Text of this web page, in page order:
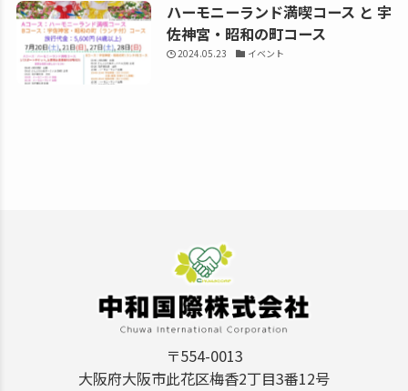
ハーモニーランド満喫コース と 宇
佐神宮・昭和の町コース
2024.05.23 イベント
〒554-0013
大阪府大阪市此花区梅香2丁目3番12号